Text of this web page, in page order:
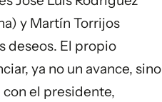
y Martín Torrijos
deseos. El propio
ya no un avance, sino
el presidente,